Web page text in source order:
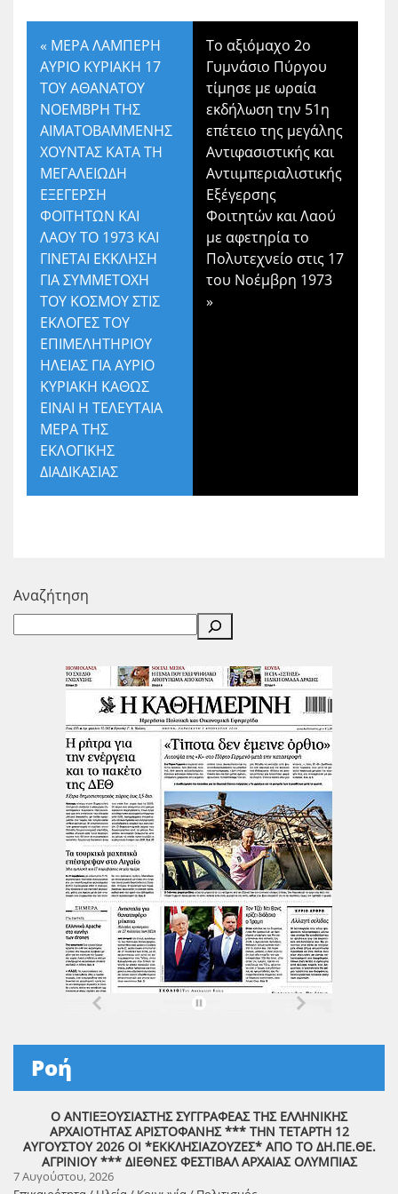
« ΜΕΡΑ ΛΑΜΠΕΡΗ
ΑΥΡΙΟ ΚΥΡΙΑΚΗ 17
ΤΟΥ ΑΘΑΝΑΤΟΥ
ΝΟΕΜΒΡΗ ΤΗΣ
ΑΙΜΑΤΟΒΑΜΜΕΝΗΣ
ΧΟΥΝΤΑΣ ΚΑΤΑ ΤΗ
ΜΕΓΑΛΕΙΩΔΗ
ΕΞΕΓΕΡΣΗ
ΦΟΙΤΗΤΩΝ ΚΑΙ
ΛΑΟΥ ΤΟ 1973 ΚΑΙ
ΓΙΝΕΤΑΙ ΕΚΚΛΗΣΗ
ΓΙΑ ΣΥΜΜΕΤΟΧΗ
ΤΟΥ ΚΟΣΜΟΥ ΣΤΙΣ
ΕΚΛΟΓΕΣ ΤΟΥ
ΕΠΙΜΕΛΗΤΗΡΙΟΥ
ΗΛΕΙΑΣ ΓΙΑ ΑΥΡΙΟ
ΚΥΡΙΑΚΗ ΚΑΘΩΣ
ΕΙΝΑΙ Η ΤΕΛΕΥΤΑΙΑ
ΜΕΡΑ ΤΗΣ
ΕΚΛΟΓΙΚΗΣ
ΔΙΑΔΙΚΑΣΙΑΣ
Το αξιόμαχο 2ο
Γυμνάσιο Πύργου
τίμησε με ωραία
εκδήλωση την 51η
επέτειο της μεγάλης
Αντιφασιστικής και
Αντιιμπεριαλιστικής
Εξέγερσης
Φοιτητών και Λαού
με αφετηρία το
Πολυτεχνείο στις 17
του Νοέμβρη 1973
»
Αναζήτηση
Ροή
Ο ΑΝΤΙΕΞΟΥΣΙΑΣΤΗΣ ΣΥΓΓΡΑΦΕΑΣ ΤΗΣ ΕΛΛΗΝΙΚΗΣ
ΑΡΧΑΙΟΤΗΤΑΣ ΑΡΙΣΤΟΦΑΝΗΣ *** ΤΗΝ ΤΕΤΑΡΤΗ 12
ΑΥΓΟΥΣΤΟΥ 2026 ΟΙ *ΕΚΚΛΗΣΙΑΖΟΥΖΕΣ* ΑΠΟ ΤΟ ΔΗ.ΠΕ.ΘΕ.
ΑΓΡΙΝΙΟΥ *** ΔΙΕΘΝΕΣ ΦΕΣΤΙΒΑΛ ΑΡΧΑΙΑΣ ΟΛΥΜΠΙΑΣ
7 Αυγούστου, 2026